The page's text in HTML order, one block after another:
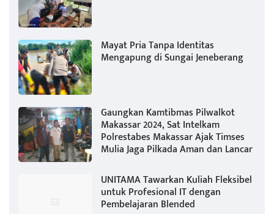
Mayat Pria Tanpa Identitas
Mengapung di Sungai Jeneberang
Gaungkan Kamtibmas Pilwalkot
Makassar 2024, Sat Intelkam
Polrestabes Makassar Ajak Timses
Mulia Jaga Pilkada Aman dan Lancar
UNITAMA Tawarkan Kuliah Fleksibel
untuk Profesional IT dengan
Pembelajaran Blended